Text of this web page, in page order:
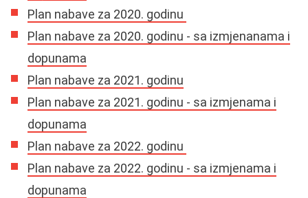
Plan nabave za 2020. godinu
Plan nabave za 2020. godinu - sa izmjenanama i
dopunama
Plan nabave za 2021. godinu
Plan nabave za 2021. godinu - sa izmjenama i
dopunama
Plan nabave za 2022. godinu
Plan nabave za 2022. godinu - sa izmjenama i
dopunama